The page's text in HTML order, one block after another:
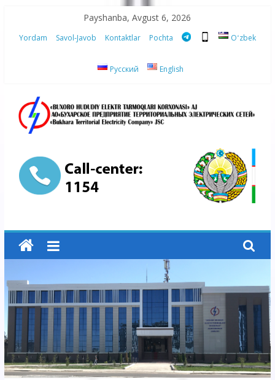
content
Payshanba, Avgust 6, 2026
Yordam Savol-Javob Kontaktlar Pochta Oʻzbek
Русский English
“Buxoro
hududiy
elektr
tarmoqlari
korxonasi”
AJ
“Buxoro
hududiy